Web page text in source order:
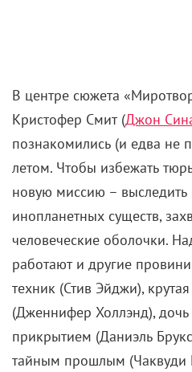
инопланетных существ,
человеческие оболочки.
работают и другие
техник (Стив Эйджи),
(Дженнифер Холлэнд),
прикрытием (Даниэль
тайным прошлым (Чаквуди
мститель в маске (Фредди
психопатическими
Грани допустимого у этой
варьируются: кто-то не